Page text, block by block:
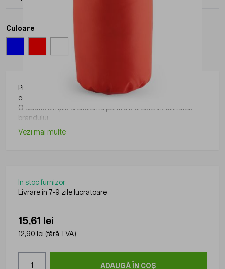
Culoare
Produs din gama Roly, practic si usor de folosit in diverse
contexte.
O solutie simpla si eficienta pentru a creste vizibilitatea
brandului.
Vezi mai multe
In stoc furnizor
Livrare in 7-9 zile lucratoare
15,61 lei
12,90 lei (fără TVA)
ADAUGĂ ÎN COȘ